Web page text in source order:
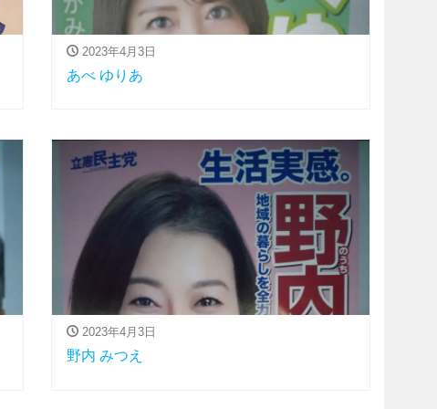
2023年4月3日
あべ ゆりあ
2023年4月3日
野内 みつえ